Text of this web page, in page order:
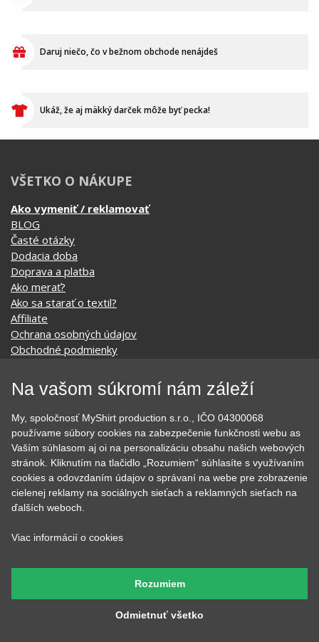
Daruj niečo, čo v bežnom obchode nenájdeš
Ukáž, že aj mäkký darček môže byť pecka!
VŠETKO O NÁKUPE
Ako vymeniť / reklamovať
BLOG
Časté otázky
Dodacia doba
Doprava a platba
Ako merať?
Ako sa starať o textil?
Affiliate
Ochrana osobných údajov
Obchodné podmienky
O cookie
KONTAKTY
KATEGÓRIE
Tipy na darčeky
Všetky motívy
Darčekové poukazy
Auto - Moto
Narodeninové
Nápisy
Športy
Tehotenské tričká
Na vašom súkromí nám záleží
My, spoločnosť MyShirt production s.r.o., IČO 04300068
používame súbory cookies na zabezpečenie funkčnosti webu as
Vaším súhlasom aj oi na personalizáciu obsahu našich webových
stránok. Kliknutím na tlačidlo „Rozumiem“ súhlasíte s využívaním
cookies a odovzdaním údajov o správaní na webe pre zobrazenie
cielenej reklamy na sociálnych sieťach a reklamných sieťach na
ďalších weboch.
Viac informácií o cookies
Odmietnuť všetko
Rozumiem